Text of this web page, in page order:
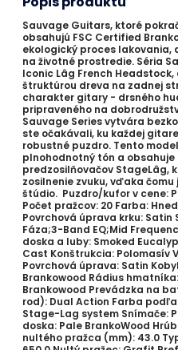
Sauvage Guitars, ktoré
obsahujú FSC Certified
ekologický proces lakovania,
na životné prostredie. Séria
Iconic Lâg French
štruktúrou dreva na zadnej
charakter gitary - drsného
pripraveného na
Sauvage Series vytvára
ste očakávali, ku každej
robustné puzdro. Tento
plnohodnotný tón a
predzosilňovačov StageLâg,
zosilnenie zvuku, vďaka
štúdio. Puzdro/kufor v cene:
Počet pražcov: 20 Farba:
Povrchová úprava krku: Satin
Fáza;3-Band EQ;Mid
doska a luby: Smoked
Cast Konštrukcia: Polomasív
Povrchová úprava: Satin
Brankowood Rádius
Brankowood Prevádzka na
rod): Dual Action Farba
Stage-Lag system Snímače:
doska: Pale BrankoWood
nultého pražca (mm): 43.0